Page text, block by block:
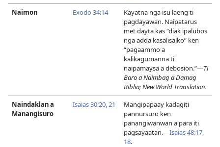
Naimon
Exodo 34:14
Kayatna nga isu laeng ti
pagdayawan. Naipatarus
met dayta kas “diak ipalubos
nga adda kasalisalko” ken
“pagaammo a
kalikagumanna ti
naipamaysa a debosion.”​—Ti
Baro a Naimbag a Damag
Biblia; New World Translation.
Naindaklan a
Manangisuro
Isaias 30:20, 21
Mangipapaay kadagiti
pannursuro ken
panangiwanwan a para iti
pagsayaatan.​—Isaias 48:17,
18.